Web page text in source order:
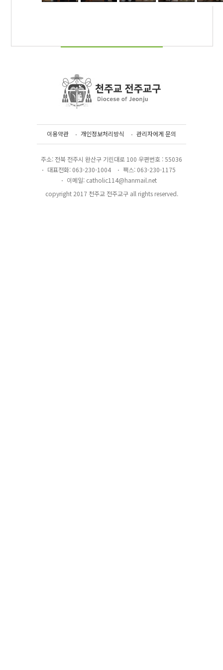
이용약관 개인정보처리방식 관리자에게 문의
주소: 전북 전주시 완산구 기린대로 100 우편번호 : 55036
대표전화: 063-230-1004
팩스: 063-230-1175
이메일: catholic114@hanmail.net
copyright 2017 천주교 전주교구 all rights reserved.